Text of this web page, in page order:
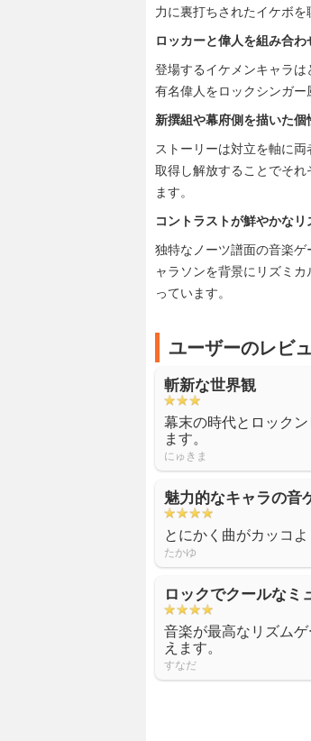
力に裏打ちされたイケボを
ロッカーと偉人を組み合
登場するイケメンキャラ
有名偉人をロックシンガー
新撰組や幕府側を描いた
ストーリーは対立を軸に
取得し解放することでそ
ます。
コントラストが鮮やかな
独特なノーツ譜面の音楽
ャラソンを背景にリズミ
っています。
ユーザーのレビ
斬新な世界観
幕末の時代とロック
ます。
にゅきま
魅力的なキャラの音
とにかく曲がカッコ
たかゆ
ロックでクールなミ
音楽が最高なリズム
えます。
すなだ